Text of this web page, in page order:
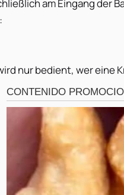
am Eingang der
nur bedient, wer eine